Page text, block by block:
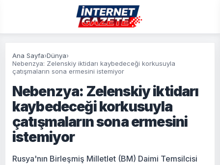
Ana Sayfa›Dünya›
Nebenzya: Zelenskiy iktidarı kaybedeceği korkusuyla
çatışmaların sona ermesini istemiyor
Nebenzya: Zelenskiy iktidarı
kaybedeceği korkusuyla
çatışmaların sona ermesini
istemiyor
Rusya'nın Birleşmiş Milletlet (BM) Daimi Temsilcisi